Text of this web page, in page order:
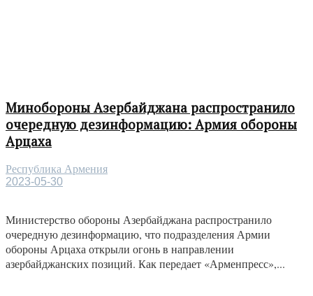
Минобороны Азербайджана распространило
очередную дезинформацию: Армия обороны
Арцаха
Республика Армения
2023-05-30
Министерство обороны Азербайджана распространило
очередную дезинформацию, что подразделения Армии
обороны Арцаха открыли огонь в направлении
азербайджанских позиций. Как передает «Арменпресс»,...